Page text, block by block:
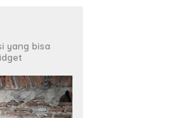
yang bisa